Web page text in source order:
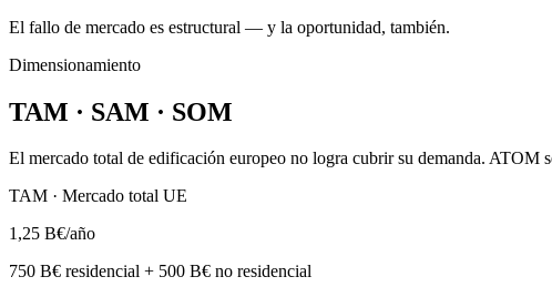
El fallo de mercado es estructural — y la oportunidad, también.
Dimensionamiento
TAM · SAM · SOM
El mercado total de edificación europeo no logra cubrir su demanda. ATOM
TAM · Mercado total UE
1,25 B€/año
750 B€ residencial + 500 B€ no residencial